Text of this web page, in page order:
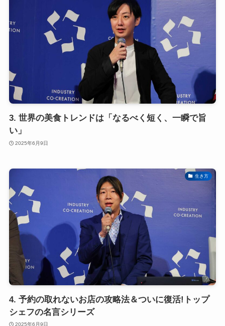
3. 世界の美食トレンドは「なるべく短く、一瞬で旨
い」
2025年6月9日
生き方
4. 予約の取れないお店の攻略法＆ついに復活!トップ
シェフの名言シリーズ
2025年6月9日